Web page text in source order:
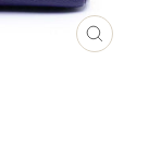
CLOSE